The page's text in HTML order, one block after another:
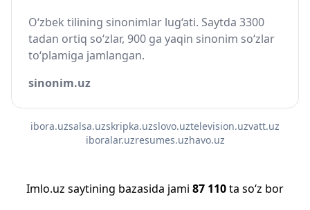
O‘zbek tilining sinonimlar lug‘ati. Saytda 3300
tadan ortiq so‘zlar, 900 ga yaqin sinonim so‘zlar
to‘plamiga jamlangan.
sinonim.uz
ibora.uzsalsa.uzskripka.uzslovo.uztelevision.uzvatt.uz
iboralar.uzresumes.uzhavo.uz
Imlo.uz saytining bazasida jami 87 110ta so‘z bor